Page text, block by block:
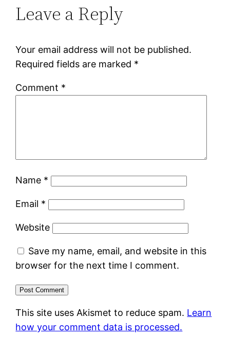
Leave a Reply
Your email address will not be published.
Required fields are marked *
Comment *
Name *
Email *
Website
Save my name, email, and website in this
browser for the next time I comment.
This site uses Akismet to reduce spam. Learn
how your comment data is processed.